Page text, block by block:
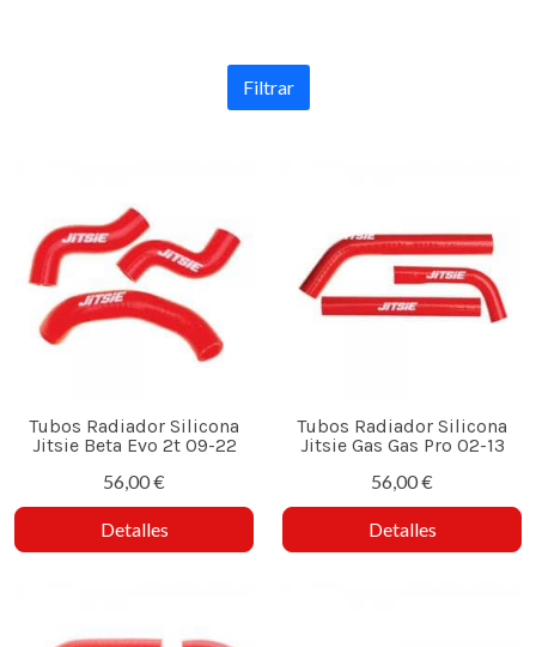
Filtrar
Tubos Radiador Silicona
Jitsie Beta Evo 2t 09-22
56,00 €
Detalles
Tubos Radiador Silicona
Jitsie Gas Gas Pro 02-13
56,00 €
Detalles